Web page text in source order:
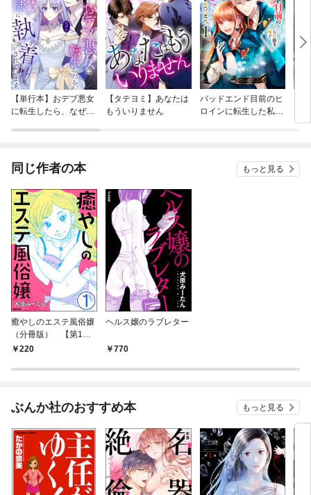
【単行本】おデブ悪女
に転生したら、なぜか
【タテヨミ】あなたは
もういりません
バッドエンド目前のヒ
ロインに転生した私、
同じ作者の本 もっと見る
癒やしのエステ風俗嬢
（分冊版） 【第1
話】220
ヘルス嬢のラブレター
770
ぶんか社のおすすめ本 もっと見る